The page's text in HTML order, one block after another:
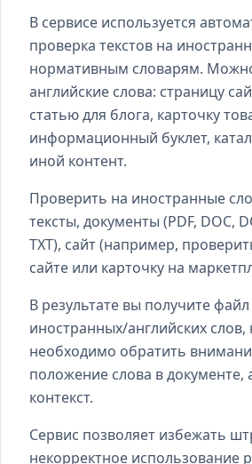
В сервисе используется
проверка текстов на
нормативным словарям.
английские слова: страницу
статью для блога, карточку
информационный буклет,
иной контент.
Проверить на иностранные
тексты, документы (PDF, DOC,
TXT), сайт (например,
сайте или карточку на
В результате вы получите
иностранных/английских
необходимо обратить
положение слова в документе,
контекст.
Сервис позволяет избежать
некорректное использование